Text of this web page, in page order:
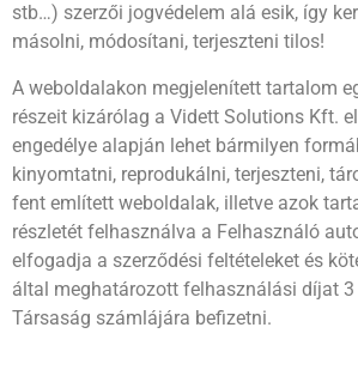
stb…) szerzői jogvédelem alá esik, így
másolni, módosítani, terjeszteni tilos!
A weboldalakon megjelenített tartalom
részeit kizárólag a Vidett Solutions Kft.
engedélye alapján lehet bármilyen
kinyomtatni, reprodukálni, terjeszteni,
fent említett weboldalak, illetve azok
részletét felhasználva a Felhasználó
elfogadja a szerződési feltételeket és
által meghatározott felhasználási díjat 3
Társaság számlájára befizetni.